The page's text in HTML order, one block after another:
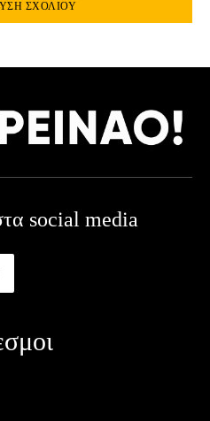
social media